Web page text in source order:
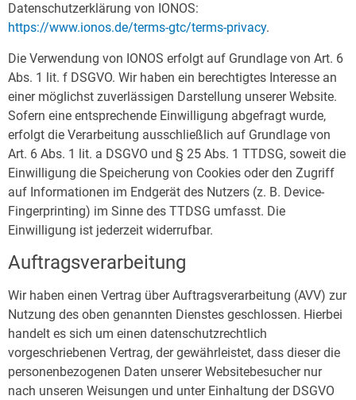
Datenschutzerklärung von IONOS:
https://www.ionos.de/terms-gtc/terms-privacy.
Die Verwendung von IONOS erfolgt auf Grundlage von Art. 6
Abs. 1 lit. f DSGVO. Wir haben ein berechtigtes Interesse an
einer möglichst zuverlässigen Darstellung unserer Website.
Sofern eine entsprechende Einwilligung abgefragt wurde,
erfolgt die Verarbeitung ausschließlich auf Grundlage von
Art. 6 Abs. 1 lit. a DSGVO und § 25 Abs. 1 TTDSG, soweit die
Einwilligung die Speicherung von Cookies oder den Zugriff
auf Informationen im Endgerät des Nutzers (z. B. Device-
Fingerprinting) im Sinne des TTDSG umfasst. Die
Einwilligung ist jederzeit widerrufbar.
Auftragsverarbeitung
Wir haben einen Vertrag über Auftragsverarbeitung (AVV) zur
Nutzung des oben genannten Dienstes geschlossen. Hierbei
handelt es sich um einen datenschutzrechtlich
vorgeschriebenen Vertrag, der gewährleistet, dass dieser die
personenbezogenen Daten unserer Websitebesucher nur
nach unseren Weisungen und unter Einhaltung der DSGVO